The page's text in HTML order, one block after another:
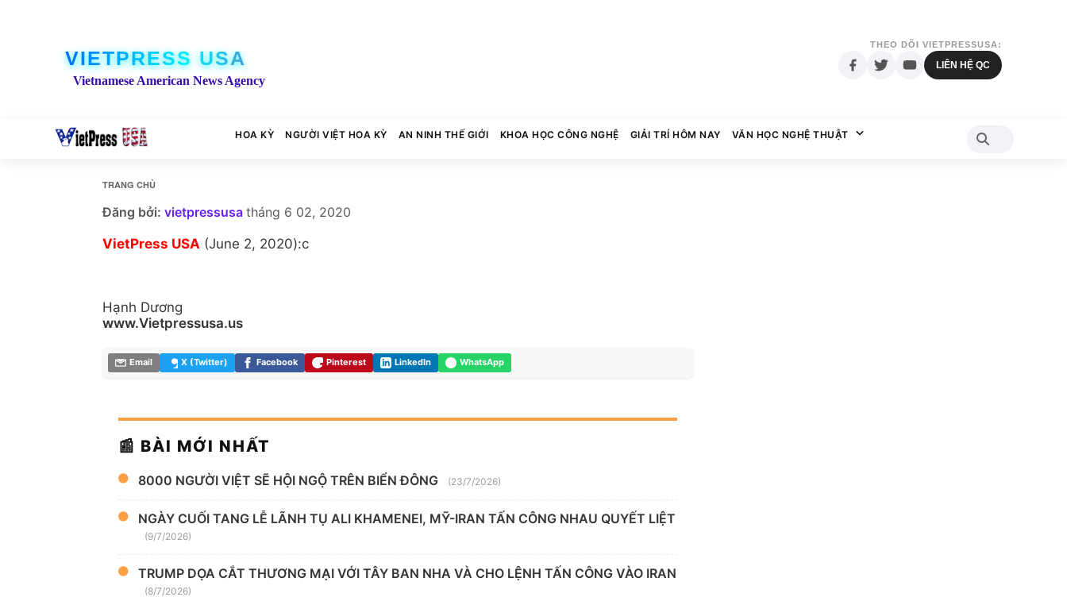
VIETPRESS USA
Vietnamese American News Agency
THEO DÕI VIETPRESSUSA:
LIÊN HỆ QC
HOA KỲ NGƯỜI VIỆT HOA KỲ AN NINH THẾ GIỚI KHOA HỌC CÔNG NGHỆ GIẢI TRÍ HÔM NAY VĂN HỌC NGHỆ THUẬT
TRANG CHỦ
Đăng bởi: vietpressusa tháng 6 02, 2020
VietPress USA (June 2, 2020):c
Hạnh Dương
www.Vietpressusa.us
Email X (Twitter) Facebook Pinterest LinkedIn WhatsApp
📰 BÀI MỚI NHẤT
8000 NGƯỜI VIỆT SẼ HỘI NGỘ TRÊN BIỂN ĐÔNG (23/7/2026)
NGÀY CUỐI TANG LỄ LÃNH TỤ ALI KHAMENEI, MỸ-IRAN TẤN CÔNG NHAU QUYẾT LIỆT
(9/7/2026)
TRUMP DỌA CẮT THƯƠNG MẠI VỚI TÂY BAN NHA VÀ CHO LỆNH TẤN CÔNG VÀO IRAN
(8/7/2026)